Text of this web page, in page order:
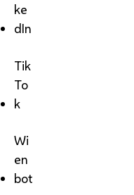
ke
dIn
Tik
To
k
Wi
en
bot